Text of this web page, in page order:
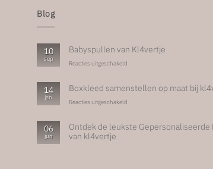
Blog
10
sep
Babyspullen van Kl4vertje
Reacties uitgeschakeld
Kl4vertje
14
jan
Boxkleed samenstellen op maat bij
Reacties uitgeschakeld
op
06
jun
Ontdek de leukste Gepersonaliseerde
van kl4vertje